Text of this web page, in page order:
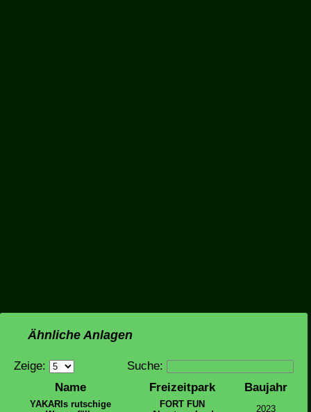
Ähnliche Anlagen
Suche:
Zeige:
Name
Freizeitpark Baujahr
YAKARIs rutschige
FORT FUN
2023